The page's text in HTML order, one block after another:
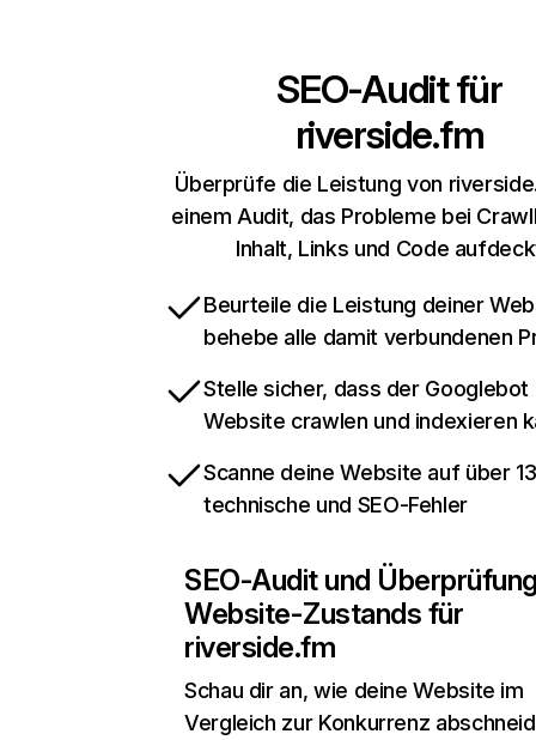
SEO-Audit für
riverside.fm
Überprüfe die Leistung von
einem Audit, das Probleme bei
Inhalt, Links und Code
Beurteile die Leistung deiner
behebe alle damit verbundenen
Stelle sicher, dass der Googlebot
Website crawlen und indexieren
Scanne deine Website auf über
technische und SEO-Fehler
SEO-Audit und
Website-Zustands für
riverside.fm
Schau dir an, wie deine Website im
Vergleich zur Konkurrenz